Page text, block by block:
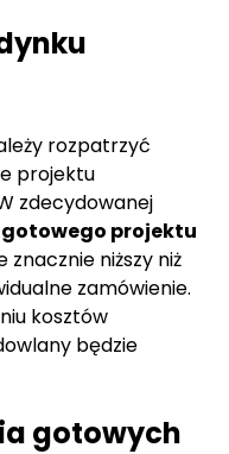
rozpatrzyć
projektu
zdecydowanej
gotowego projektu
znacznie niższy niż
zamówienie.
kosztów
będzie
gotowych